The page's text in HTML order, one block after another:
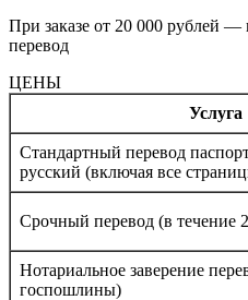
При заказе от 20 000 рублей
перевод
ЦЕНЫ
Услуга
Стандартный перевод
русский (включая все
Срочный перевод (в течение
Нотариальное заверение
госпошлины)